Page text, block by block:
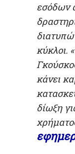
εσόδων
κύκλοι.
κάνει
δίωξη